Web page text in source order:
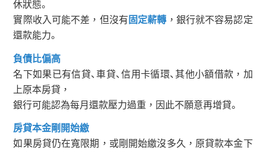
休狀態。
實際收入可能不差，但沒有 固定薪轉 ，銀行就不容易認定
還款能力。
負債比偏高
名下如果已有信貸、車貸、信用卡循環、其他小額借款，加
上原本房貸，
銀行可能認為每月還款壓力過重，因此不願意再增貸。
房貸本金剛開始繳
如果房貸仍在寬限期，或剛開始繳沒多久，原貸款本金下